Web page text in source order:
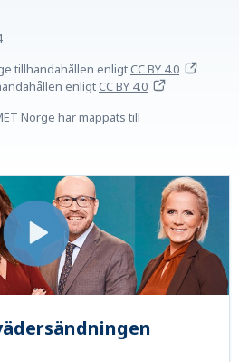
tillhandahållen enligtCC BY 4.0
enligtCC BY 4.0
Norge har mappats till